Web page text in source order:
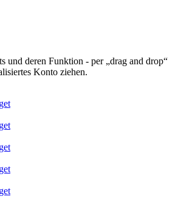
und deren Funktion - per „drag and drop“
Konto ziehen.